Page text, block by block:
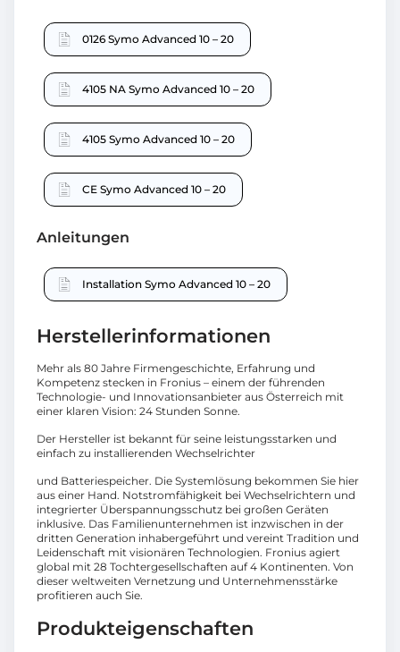
0126 Symo Advanced 10 – 20
4105 NA Symo Advanced 10 – 20
4105 Symo Advanced 10 – 20
CE Symo Advanced 10 – 20
Anleitungen
Installation Symo Advanced 10 – 20
Herstellerinformationen
Mehr als 80 Jahre Firmengeschichte, Erfahrung und
Kompetenz stecken in Fronius – einem der führenden
Technologie- und Innovationsanbieter aus Österreich mit
einer klaren Vision: 24 Stunden Sonne.
Der Hersteller ist bekannt für seine leistungsstarken und
einfach zu installierenden Wechselrichter
und Batteriespeicher. Die Systemlösung bekommen Sie hier
aus einer Hand. Notstromfähigkeit bei Wechselrichtern und
integrierter Überspannungsschutz bei großen Geräten
inklusive. Das Familienunternehmen ist inzwischen in der
dritten Generation inhabergeführt und vereint Tradition und
Leidenschaft mit visionären Technologien. Fronius agiert
global mit 28 Tochtergesellschaften auf 4 Kontinenten. Von
dieser weltweiten Vernetzung und Unternehmensstärke
profitieren auch Sie.
Produkteigenschaften